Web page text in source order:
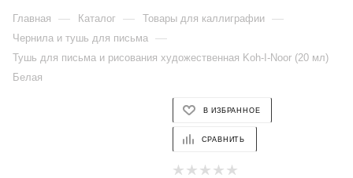
Главная — Каталог — Товары для каллиграфии —
Чернила и тушь для письма —
Тушь для письма и рисования художественная Koh-I-Noor (20 мл)
Белая
В ИЗБРАННОЕ
СРАВНИТЬ